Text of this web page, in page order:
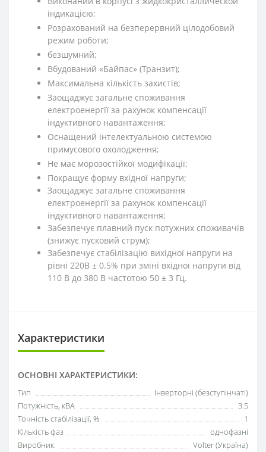
індикацією;
Розрахований на безперервний цілодобовий
режим роботи;
безшумний;
Вбудований «Байпас» (Транзит);
Максимальна кількість захистів;
Заощаджує загальне споживання
електроенергії за рахунок компенсації
індуктивного навантаження;
Оснащений інтелектуальною системою
примусового охолодження;
Не має морозостійкої модифікації;
Покращує форму вхідної напруги;
Заощаджує загальне споживання
електроенергії за рахунок компенсації
індуктивного навантаження;
Забезпечує плавний пуск потужних споживачів
(знижує пусковий струм);
Забезпечує стабілізацію вихідної напруги на
рівні 220В ± 0.5% при зміні вхідної напруги від
110 В до 380 В частотою 50 ± 3 Гц.
Характеристики
ОСНОВНІ ХАРАКТЕРИСТИКИ:
Тип
Інверторні (безступінчаті)
Потужність, кВА
3.5
Точність стабілізації, %
1
Кількість фаз
однофазні
Виробник:
Volter (Україна)